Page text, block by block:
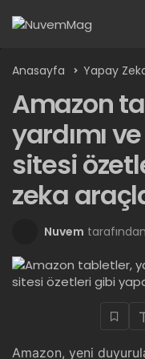
Anasayfa Yapay
Amazon
yardımı
sitesi
zeka
Nuvem tarafından
Amazon, yeni